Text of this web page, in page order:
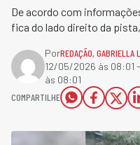
De acordo com
fica do lado direito da
PorREDAÇÃO, GABRIELLA
12/05/2026 às 08:01
às 08:01
COMPARTILHE